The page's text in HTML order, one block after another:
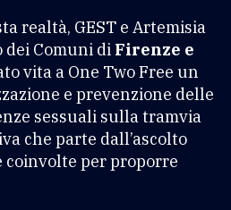
realtà, GEST e Artemisia
dei Comuni di Firenze e
vita a One Two Free un
e prevenzione delle
sessuali sulla tramvia
che parte dall’ascolto
per proporre